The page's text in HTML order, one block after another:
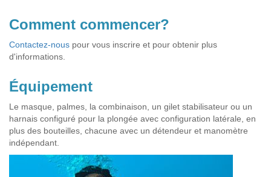
Comment commencer?
Contactez-nous pour vous inscrire et pour obtenir plus
d'informations.
Équipement
Le masque, palmes, la combinaison, un gilet stabilisateur ou un
harnais configuré pour la plongée avec configuration latérale, en
plus des bouteilles, chacune avec un détendeur et manomètre
indépendant.